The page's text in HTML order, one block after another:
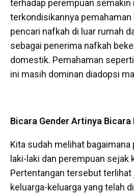
terhadap perempuan semakin
terkondisikannya pemahaman
pencari nafkah di luar rumah
sebagai penerima nafkah
domestik. Pemahaman
ini masih dominan diadopsi
Bicara Gender Artinya
Kita sudah melihat
laki-laki dan perempuan sejak
Pertentangan tersebut
keluarga-keluarga yang telah